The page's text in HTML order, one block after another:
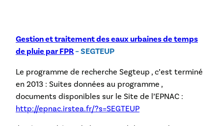
Gestion et traitement des eaux urbaines de temps
de pluie par FPR– SEGTEUP
Le programme de recherche Segteup , c’est terminé
en 2013 : Suites données au programme ,
documents disponibles sur le Site de l’EPNAC :
http://epnac.irstea.fr/?s=SEGTEUP